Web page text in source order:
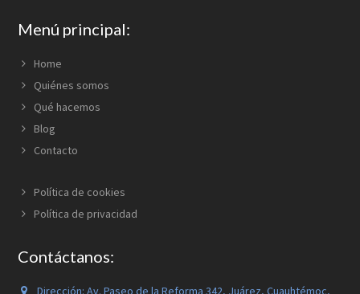
Menú principal:
Home
Quiénes somos
Qué hacemos
Blog
Contacto
Política de cookies
Política de privacidad
Contáctanos:
Dirección:Av. Paseo de la Reforma 342, Juárez, Cuauhtémoc,